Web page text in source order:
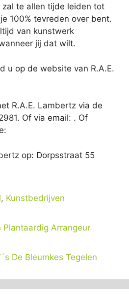
zal te allen tijde leiden tot
100% tevreden over bent.
van kunstwerk
jij dat wilt.
u op de website van R.A.E.
R.A.E. Lambertz via de
Of via email: . Of
op: Dorpsstraat 55
, Kunstbedrijven
Plantaardig Arrangeur
De Bleumkes Tegelen